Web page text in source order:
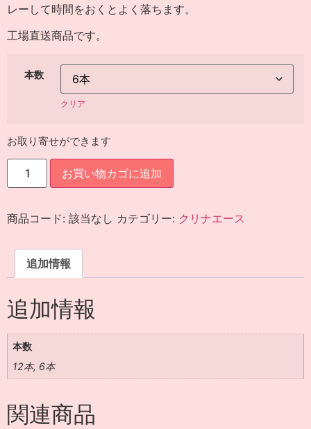
レーして時間をおくとよく落ちます。
工場直送商品です。
本数
クリア
お取り寄せができます
お買い物カゴに追加
商品コード: 該当なし カテゴリー: クリナエース
追加情報
追加情報
本数
12本, 6本
関連商品